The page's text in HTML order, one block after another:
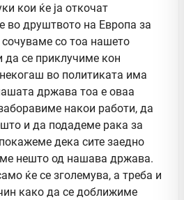
кои ќе ја откочат
во друштвото на Европа за
со тоа нашето
да се приклучиме кон
во политиката има
држава тоа е оваа
накои работи, да
и да подадеме рака за
дека сите заедно
нешто од нашава држава.
ќе се зголемува, а треба и
како да се доближиме